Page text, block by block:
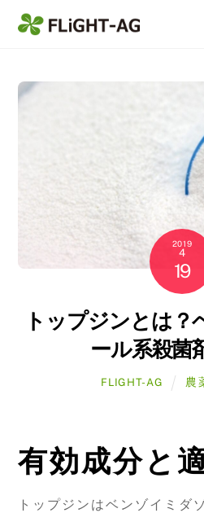
Skip
2019
4
19
トップジンとは
ール系殺菌
FLIGHT-AG 農
有効成分と
トップジンはベンゾイミダ